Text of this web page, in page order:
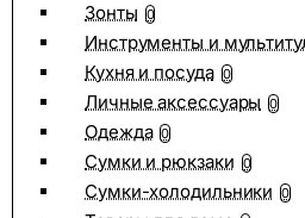
Зонты 0
Инструменты и
Кухня и посуда 0
Личные аксессуары 0
Одежда 0
Сумки и рюкзаки 0
Сумки-холодильники 0